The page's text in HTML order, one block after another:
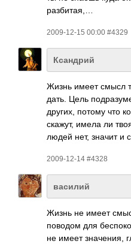
разбитая,…
2009-12-15 00:00 #4329
Ксандрий
Жизнь имеет смысл
дать. Цель
других, потому что
скажут, имела ли
людей нет, значит и
2009-12-14 #4328
василий
Жизнь не имеет
поводом для
не имеет знач­ения,